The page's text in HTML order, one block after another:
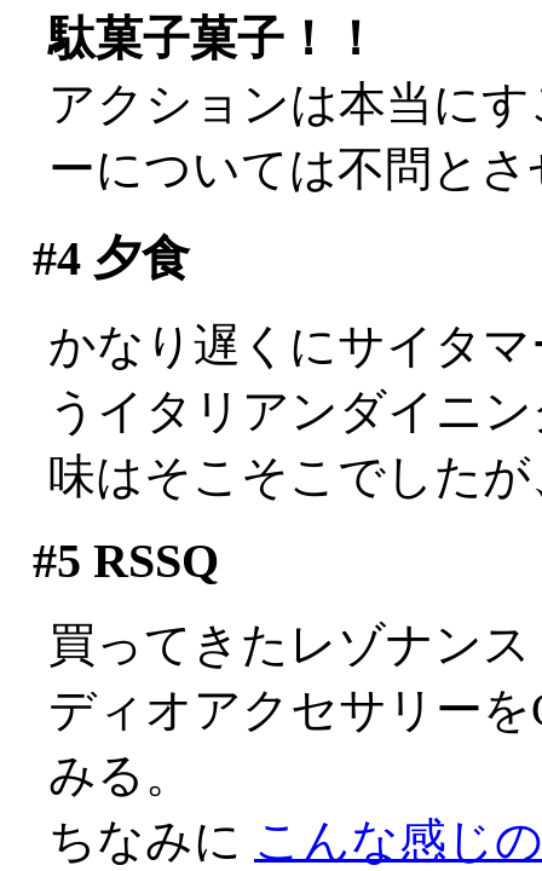
駄菓子菓子！！
アクションは本当に
ーについては不問と
#4夕食
かなり遅くにサイタ
うイタリアンダイニ
味はそこそこでした
#5 RSSQ
買ってきたレゾナン
ディオアクセサリー
みる。
ちなみに こんな感じ